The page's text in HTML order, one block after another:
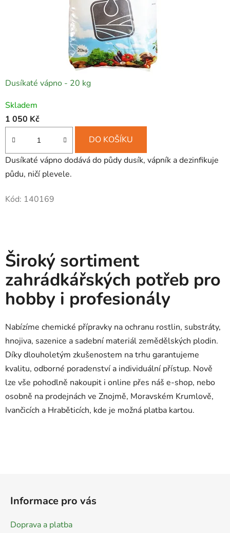
Dusíkaté vápno - 20 kg
Skladem
1 050 Kč
DO KOŠÍKU
Dusíkaté vápno dodává do půdy dusík, vápník a dezinfikuje
půdu, ničí plevele.
Kód: 140169
Široký sortiment
zahrádkářských potřeb pro
hobby i profesionály
Nabízíme chemické přípravky na ochranu rostlin, substráty,
hnojiva, sazenice a sadební materiál zemědělských plodin.
Díky dlouholetým zkušenostem na trhu garantujeme
kvalitu, odborné poradenství a individuální přístup. Nově
lze vše pohodlně nakoupit i online přes náš e-shop, nebo
osobně na prodejnách ve Znojmě, Moravském Krumlově,
Ivančicích a Hraběticích, kde je možná platba kartou.
Informace pro vás
Doprava a platba